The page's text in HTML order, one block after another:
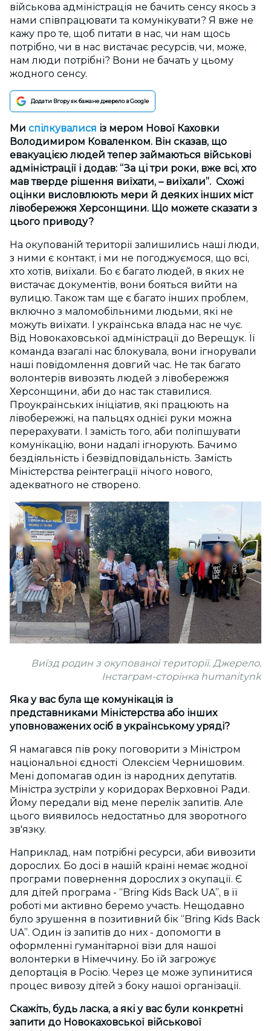
військова адміністрація не бачить сенсу якось з
нами співпрацювати та комунікувати? Я вже не
кажу про те, щоб питати в нас, чи нам щось
потрібно, чи в нас вистачає ресурсів, чи, може,
нам люди потрібні? Вони не бачать у цьому
жодного сенсу.
Додати Вгору як бажане джерело в Google
Ми спілкувалися із мером Нової Каховки
Володимиром Коваленком. Він сказав, що
евакуацією людей тепер займаються військові
адміністрації і додав: “За ці три роки, вже всі, хто
мав тверде рішення виїхати, – виїхали”. Схожі
оцінки висловлюють мери й деяких інших міст
лівобережжя Херсонщини. Що можете сказати з
цього приводу?
На окупованій території залишились наші люди,
з ними є контакт, і ми не погоджуємося, що всі,
хто хотів, виїхали. Бо є багато людей, в яких не
вистачає документів, вони бояться вийти на
вулицю. Також там ще є багато інших проблем,
включно з маломобільними людьми, які не
можуть виїхати. І українська влада нас не чує.
Від Новокаховської адміністрації до Верещук. Її
команда взагалі нас блокувала, вони ігнорували
наші повідомлення довгий час. Не так багато
волонтерів вивозять людей з лівобережжя
Херсонщини, аби до нас так ставилися.
Проукраїнських ініціатив, які працюють на
лівобережжі, на пальцях однієї руки можна
перерахувати. І замість того, аби поліпшувати
комунікацію, вони надалі ігнорують. Бачимо
бездіяльність і безвідповідальність. Замість
Міністерства реінтеграції нічого нового,
адекватного не створено.
Виїзд родин з окупованої території. Джерело:
Інстаграм-сторінка humanitynk
Яка у вас була ще комунікація із
представниками Міністерства або інших
уповноважених осіб в українському уряді?
Я намагався пів року поговорити з Міністром
національної єдності Олексієм Чернишовим.
Мені допомагав один із народних депутатів.
Міністра зустріли у коридорах Верховної Ради.
Йому передали від мене перелік запитів. Але
цього виявилось недостатньо для зворотного
зв'язку.
Наприклад, нам потрібні ресурси, аби вивозити
дорослих. Бо досі в нашій країні немає жодної
програми повернення дорослих з окупації. Є
для дітей програма - “Bring Kids Back UA”, в її
роботі ми активно беремо участь. Нещодавно
було зрушення в позитивний бік “Bring Kids Back
UA”. Один із запитів до них - допомогти в
оформленні гуманітарної візи для нашої
волонтерки в Німеччину. Бо їй загрожує
депортація в Росію. Через це може зупинитися
процес вивозу дітей з боку нашої організації.
Скажіть, будь ласка, а які у вас були конкретні
запити до Новокаховської військової